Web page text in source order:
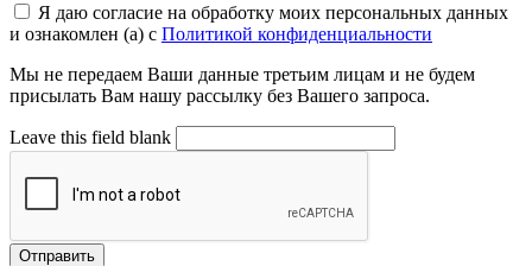
Я даю согласие на обработку моих персональных данных
и ознакомлен (а) с Политикой конфиденциальности
Мы не передаем Ваши данные третьим лицам и не будем
присылать Вам нашу рассылку без Вашего запроса.
Leave this field blank